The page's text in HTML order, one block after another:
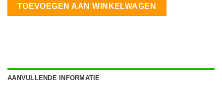
TOEVOEGEN AAN WINKELWAGEN
AANVULLENDE INFORMATIE